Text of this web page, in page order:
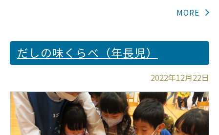
だしの味くらべ（年長児）
2022年12月22日